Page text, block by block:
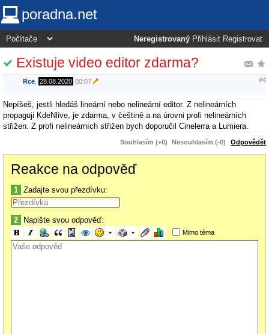
poradna.net
Neregistrovaný Přihlásit Registrovat
Existuje video editor zdarma?
Rce 28.08.2020 00:07 #4
Nepíšeš, jestli hledáš lineární nebo nelineární editor. Z nelineárních
propaguji KdeNlive, je zdarma, v češtině a na úrovni profi nelineárních
střižen. Z profi nelineárních střižen bych doporučil Cinelerra a Lumiera.
Souhlasím (+0) Nesouhlasím (-0) Odpovědět
Reakce na odpověď
1 Zadajte svou přezdívku:
2 Napište svou odpověď:
Mimo téma